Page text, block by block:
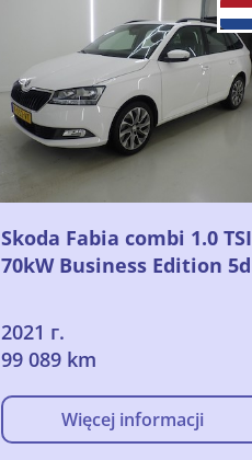
Skoda Fabia combi 1.0 TSI
70kW Business Edition 5d
2021 г.
99 089 km
Więcej informacji